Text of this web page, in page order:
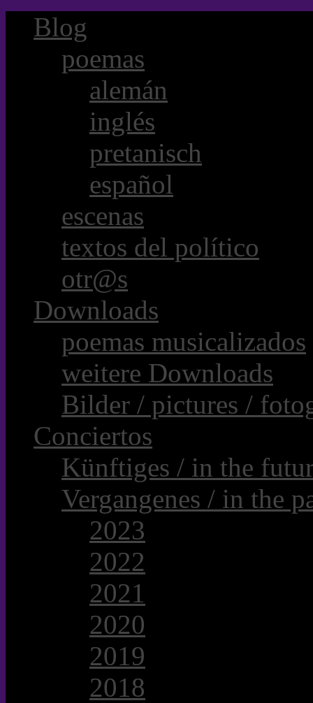
Blog
poemas
alemán
inglés
pretanisch
español
escenas
textos del político
otr@s
Downloads
poemas musicalizados
weitere Downloads
Bilder / pictures /
Conciertos
Künftiges / in the
Vergangenes / in the
2023
2022
2021
2020
2019
2018